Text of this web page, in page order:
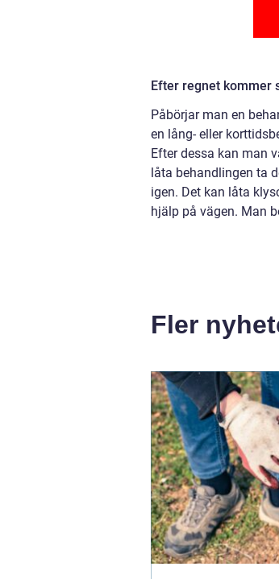
Efter regnet kommer
Påbörjar man en
en lång- eller
Efter dessa kan man
låta behandlingen ta
igen. Det kan låta
hjälp på vägen. Man
Fler